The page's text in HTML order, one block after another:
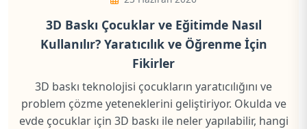
3D Baskı Çocuklar ve Eğitimde Nasıl
Kullanılır? Yaratıcılık ve Öğrenme İçin
Fikirler
3D baskı teknolojisi çocukların yaratıcılığını ve
problem çözme yeteneklerini geliştiriyor. Okulda ve
evde çocuklar için 3D baskı ile neler yapılabilir, hangi